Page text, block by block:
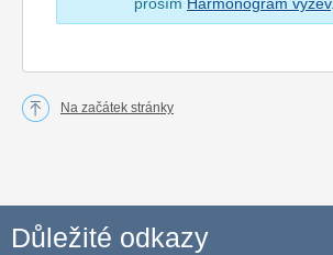
Na začátek stránky
Důležité odkazy